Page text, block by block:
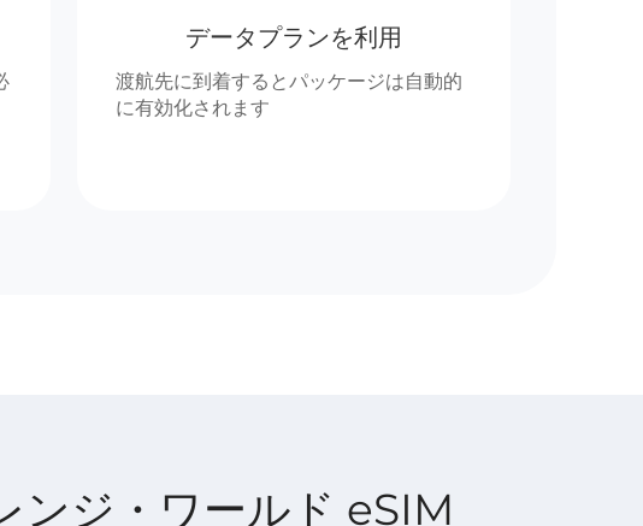
データプランを利用
渡航先に到着するとパッケージは自動的
に有効化されます
ジ・ワールド eSIM